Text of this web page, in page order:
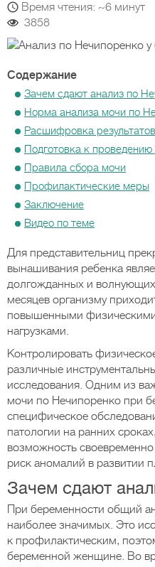
Время чтения: ~6 минут
3858
Содержание
Зачем сдают анализ по
Норма анализа мочи по
Расшифровка результатов
Подготовка к проведению
Правила сбора мочи
Профилактические меры
Заключение
Видео по теме
Для представительниц
вынашивания ребенка
долгожданных и
месяцев организму
повышенными
нагрузками.
Контролировать
различные
исследования. Одним из
мочи по Нечипоренко при
специфическое
патологии на ранних
возможность
риск аномалий в развитии
Зачем сдают
При беременности общий
наиболее значимых. Это
к профилактическим,
беременной женщине. Во